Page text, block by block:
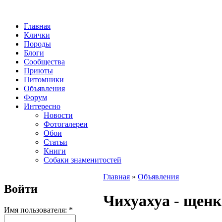
Главная
Клички
Породы
Блоги
Сообщества
Приюты
Питомники
Объявления
Форум
Интересно
Новости
Фотогалереи
Обои
Статьи
Книги
Собаки знаменитостей
Войти
Имя пользователя: *
Главная » Объявления
Чихуахуа -